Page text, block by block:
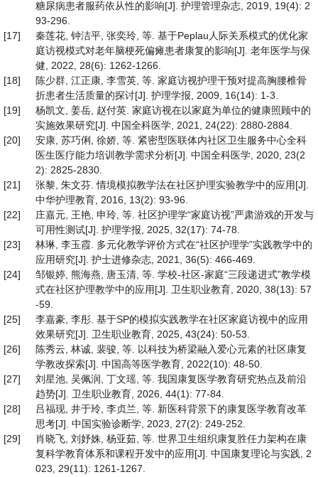
糖尿病患者服药依从性的影响[J]. 护理管理杂志, 2019, 19(4): 2
93-296.
[17]
秦莲花, 钟洁平, 张奕玲, 等. 基于Peplau人际关系模式的优化家
庭访视模式对老年脑梗死偏瘫患者康复的影响[J]. 老年医学与保
健, 2022, 28(6): 1262-1266.
[18]
陈少群, 江正康, 李雪英, 等. 家庭访视护理干预对提高胸腰椎骨
折患者生活质量的探讨[J]. 护理学报, 2009, 16(14): 1-3.
[19]
杨凯文, 姜岳, 赵付英. 家庭访视在以家庭为单位的健康照顾中的
实施效果研究[J]. 中国全科医学, 2021, 24(22): 2880-2884.
[20]
安康, 苏巧俐, 徐娇, 等. 紧密型医联体内社区卫生服务中心全科
医生医疗能力培训教学需求分析[J]. 中国全科医学, 2020, 23(2
2): 2825-2830.
[21]
张黎, 朱文芬. 情境模拟教学法在社区护理实验教学中的应用[J].
中华护理教育, 2016, 13(2): 93-96.
[22]
庄嘉元, 王艳, 申玲, 等. 社区护理学“家庭访视”严肃游戏的开发与
可用性测试[J]. 护理学报, 2025, 32(17): 74-78.
[23]
林琳, 李玉霞. 多元化教学评价方式在“社区护理学”实践教学中的
应用研究[J]. 护士进修杂志, 2021, 36(5): 466-469.
[24]
邹银婷, 熊海燕, 唐玉清, 等. 学校-社区-家庭“三段递进式”教学模
式在社区护理教学中的应用[J]. 卫生职业教育, 2020, 38(13): 57
-59.
[25]
李嘉豪, 李彤. 基于SP的模拟实践教学在社区家庭访视中的应用
效果研究[J]. 卫生职业教育, 2025, 43(24): 50-53.
[26]
陈秀云, 林诚, 裴骏, 等. 以科技为桥梁融入爱心元素的社区康复
学教改探索[J]. 中国高等医学教育, 2022(10): 48-50.
[27]
刘星池, 吴佩润, 丁文瑶, 等. 我国康复医学教育研究热点及前沿
趋势[J]. 卫生职业教育, 2026, 44(1): 77-84.
[28]
吕福现, 井于玲, 李贞兰, 等. 新医科背景下的康复医学教育改革
思考[J]. 中国实验诊断学, 2023, 27(2): 249-252.
[29]
肖晓飞, 刘妤姝, 杨亚茹, 等. 世界卫生组织康复胜任力架构在康
复科学教育体系和课程开发中的应用[J]. 中国康复理论与实践, 2
023, 29(11): 1261-1267.